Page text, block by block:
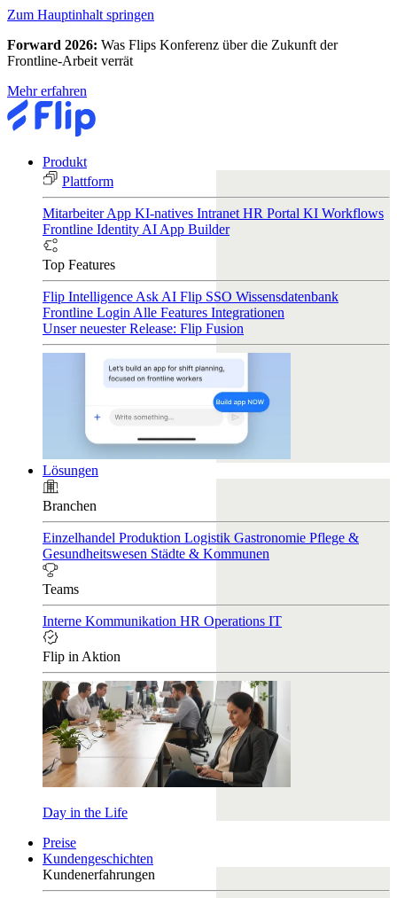
Zum Hauptinhalt springen
Forward 2026: Was Flips Konferenz über die Zukunft der
Frontline-Arbeit verrät
Mehr erfahren
Produkt
Plattform
Mitarbeiter App KI-natives Intranet HR Portal KI Workflows
Frontline Identity AI App Builder
Top Features
Flip Intelligence Ask AI Flip SSO Wissensdatenbank
Frontline Login Alle Features Integrationen
Unser neuester Release: Flip Fusion
Lösungen
Branchen
Einzelhandel Produktion Logistik Gastronomie Pflege &
Gesundheitswesen Städte & Kommunen
Teams
Interne Kommunikation HR Operations IT
Flip in Aktion
Day in the Life
Preise
Kundengeschichten
Kundenerfahrungen